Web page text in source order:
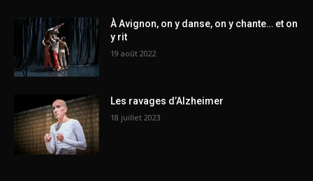
À Avignon, on y danse, on y chante… et on
y rit
19 août 2022
Les ravages d’Alzheimer
18 juillet 2023